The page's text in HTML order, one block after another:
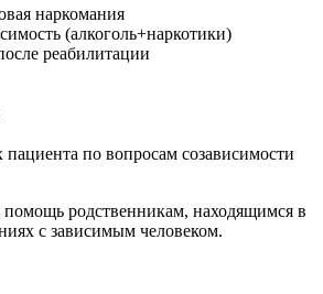
наркомания
(алкоголь+наркотики)
реабилитации
по вопросам созависимости
родственникам, находящимся в
с зависимым человеком.